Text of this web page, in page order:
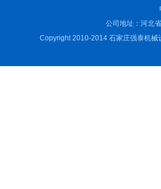
公司地址：河北
Copyright 2010-2014 石家庄强泰机